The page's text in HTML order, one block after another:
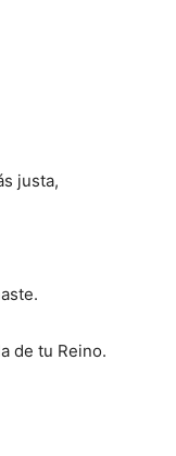
justa,
de tu Reino.